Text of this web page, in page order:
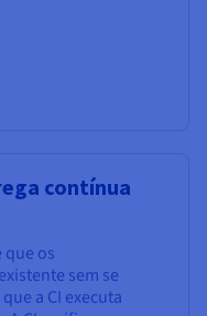
contínua
os
sem se
a CI executa